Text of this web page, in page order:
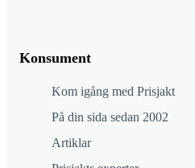
Konsument
Kom igång med Prisjakt
På din sida sedan 2002
Artiklar